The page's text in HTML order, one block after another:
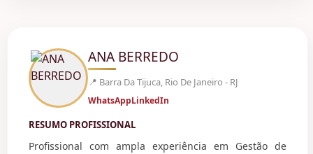
ANA BERREDO
📍 Barra Da Tijuca, Rio De Janeiro - RJ
WhatsAppLinkedIn
RESUMO PROFISSIONAL
Profissional com ampla experiência em Gestão de